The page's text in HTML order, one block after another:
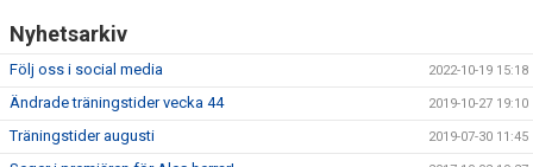
Nyhetsarkiv
Följ oss i social media 2022-10-19 15:18
Ändrade träningstider vecka 44 2019-10-27 19:10
Träningstider augusti 2019-07-30 11:45